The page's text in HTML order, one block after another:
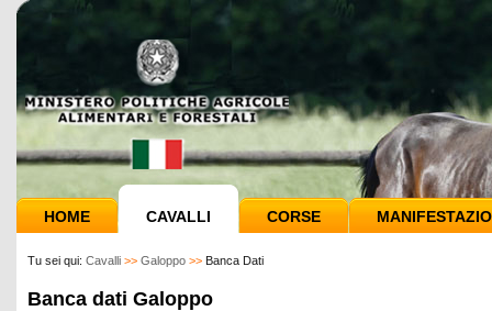
HOME CAVALLI CORSE
Tu sei qui: Cavalli >> Galoppo >> Banca Dati
Banca dati Galoppo